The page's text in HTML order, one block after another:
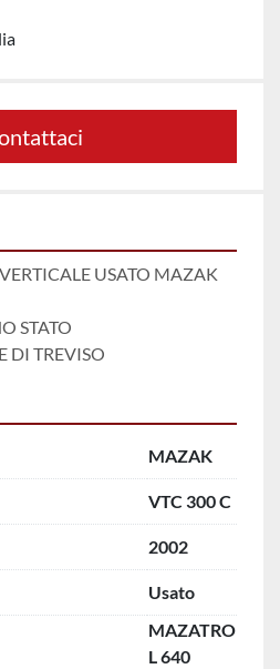
USATO MAZAK
STATO
DI TREVISO
MAZAK
VTC 300 C
2002
Usato
MAZATRO
L 640